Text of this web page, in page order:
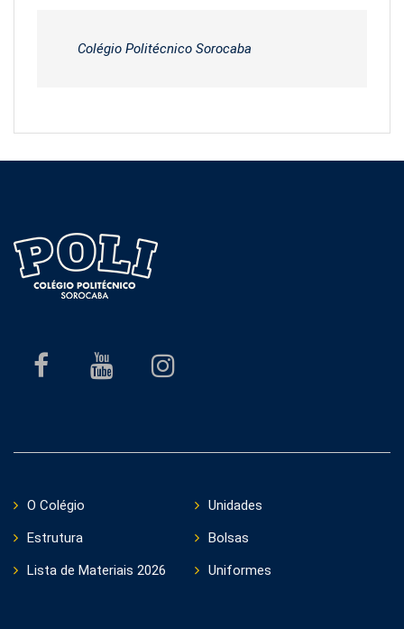
Colégio Politécnico Sorocaba
O Colégio
Unidades
Estrutura
Bolsas
Lista de Materiais 2026
Uniformes